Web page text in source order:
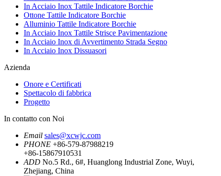
In Acciaio Inox Tattile Indicatore Borchie
Ottone Tattile Indicatore Borchie
Alluminio Tattile Indicatore Borchie
In Acciaio Inox Tattile Strisce Pavimentazione
In Acciaio Inox di Avvertimento Strada Segno
In Acciaio Inox Dissuasori
Azienda
Onore e Certificati
Spettacolo di fabbrica
Progetto
In contatto con Noi
Email sales@xcwjc.com
PHONE +86-579-87988219
+86-15867910531
ADD No.5 Rd., 6#, Huanglong Industrial Zone, Wuyi,
Zhejiang, China